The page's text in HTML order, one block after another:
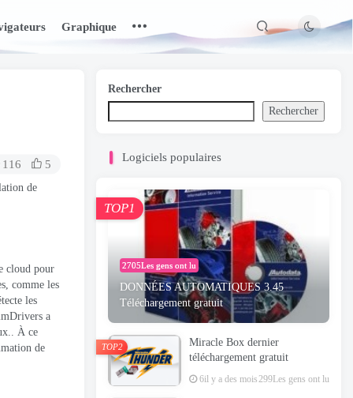
Graphique
116 5
de
cloud pour
comme les
les
a
À ce
de
Rechercher
Rechercher
Logiciels populaires
2705Les gens ont lu
DONNÉES AUTOMATIQUES 3.45
Téléchargement gratuit
TOP1
Miracle Box dernier
téléchargement gratuit
6il y a des mois 299Les gens ont lu
TOP2